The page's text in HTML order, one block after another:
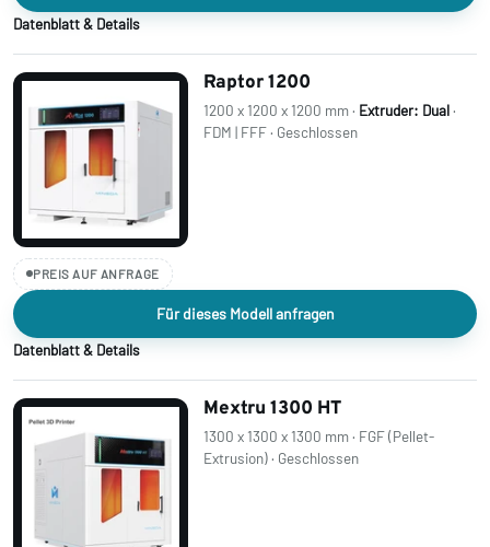
Datenblatt & Details
Raptor 1200
1200 x 1200 x 1200 mm · Extruder: Dual·
FDM | FFF · Geschlossen
PREIS AUF ANFRAGE
Für dieses Modell anfragen
Datenblatt & Details
Mextru 1300 HT
1300 x 1300 x 1300 mm · FGF (Pellet-
Extrusion) · Geschlossen